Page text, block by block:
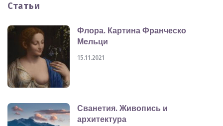
Статьи
Флора. Картина Франческо
Мельци
15.11.2021
Сванетия. Живопись и
архитектура